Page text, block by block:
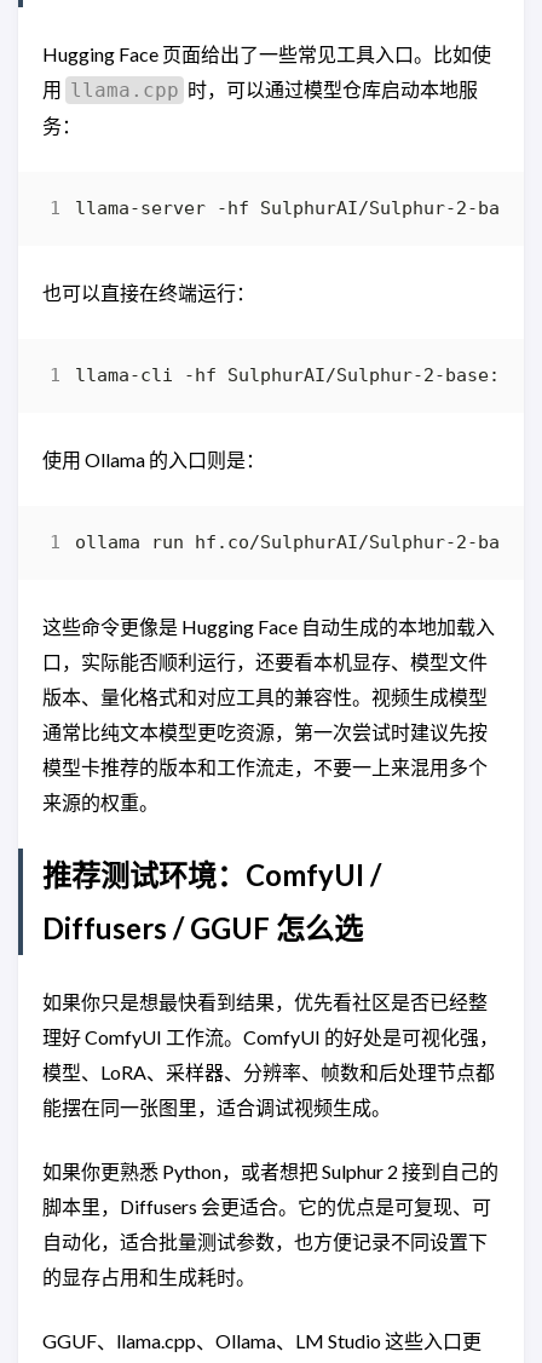
Hugging Face 页面给出了一些常见工具入口。比如使
用 llama.cpp 时，可以通过模型仓库启动本地服
务：
也可以直接在终端运行：
使用 Ollama 的入口则是：
这些命令更像是 Hugging Face 自动生成的本地加载入
口，实际能否顺利运行，还要看本机显存、模型文件
版本、量化格式和对应工具的兼容性。视频生成模型
通常比纯文本模型更吃资源，第一次尝试时建议先按
模型卡推荐的版本和工作流走，不要一上来混用多个
来源的权重。
推荐测试环境：ComfyUI /
Diffusers / GGUF 怎么选
如果你只是想最快看到结果，优先看社区是否已经整
理好 ComfyUI 工作流。ComfyUI 的好处是可视化强，
模型、LoRA、采样器、分辨率、帧数和后处理节点都
能摆在同一张图里，适合调试视频生成。
如果你更熟悉 Python，或者想把 Sulphur 2 接到自己的
脚本里，Diffusers 会更适合。它的优点是可复现、可
自动化，适合批量测试参数，也方便记录不同设置下
的显存占用和生成耗时。
GGUF、llama.cpp、Ollama、LM Studio 这些入口更